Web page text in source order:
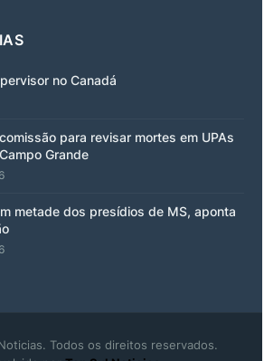
no Canadá
para revisar mortes em UPAs
Grande
metade dos presídios de MS, aponta
Todos os direitos reservados.